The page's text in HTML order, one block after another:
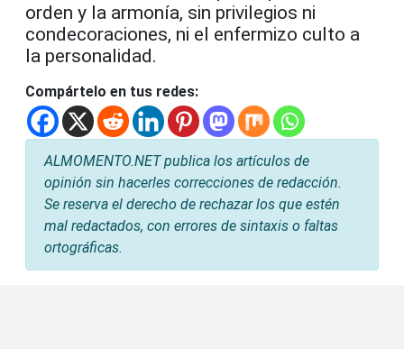
orden y la armonía, sin privilegios ni
condecoraciones, ni el enfermizo culto a
la personalidad.
Compártelo en tus redes:
ALMOMENTO.NET publica los artículos de
opinión sin hacerles correcciones de redacción.
Se reserva el derecho de rechazar los que estén
mal redactados, con errores de sintaxis o faltas
ortográficas.